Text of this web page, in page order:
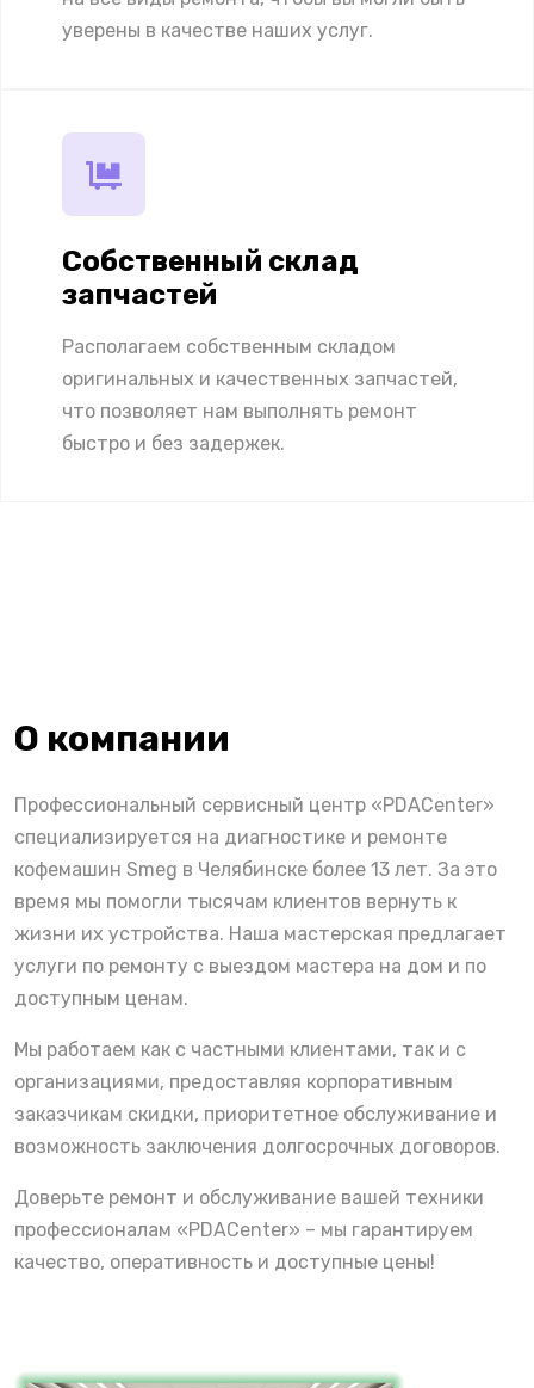
уверены в качестве наших услуг.
Собственный склад
запчастей
Располагаем собственным складом
оригинальных и качественных запчастей,
что позволяет нам выполнять ремонт
быстро и без задержек.
О компании
Профессиональный сервисный центр «PDACenter»
специализируется на диагностике и ремонте
кофемашин Smeg в Челябинске более 13 лет. За это
время мы помогли тысячам клиентов вернуть к
жизни их устройства. Наша мастерская предлагает
услуги по ремонту с выездом мастера на дом и по
доступным ценам.
Мы работаем как с частными клиентами, так и с
организациями, предоставляя корпоративным
заказчикам скидки, приоритетное обслуживание и
возможность заключения долгосрочных договоров.
Доверьте ремонт и обслуживание вашей техники
профессионалам «PDACenter» – мы гарантируем
качество, оперативность и доступные цены!